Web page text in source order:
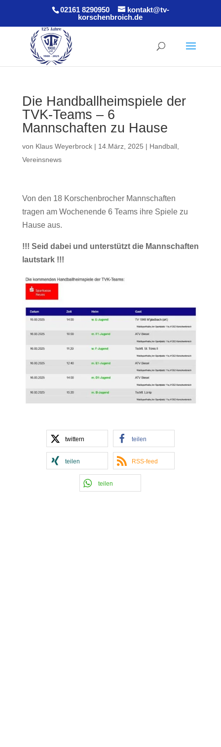
02161 8290950
kontakt@tv-
korschenbroich.de
Die Handballheimspiele der
TVK-Teams – 6
Mannschaften zu Hause
von Klaus Weyerbrock| 14.März, 2025 | Handball,
Vereinsnews
Von den 18 Korschenbrocher Mannschaften
tragen am Wochenende 6 Teams ihre Spiele zu
Hause aus.
!!! Seid dabei und unterstützt die Mannschaften
lautstark !!!
twittern teilen
teilen RSS-feed
teilen